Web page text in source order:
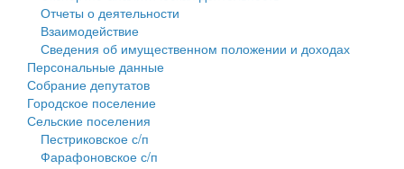
Отчеты о деятельности
Взаимодействие
Сведения об имущественном положении и доходах
Персональные данные
Собрание депутатов
Городское поселение
Сельские поселения
Пестриковское с/п
Фарафоновское с/п